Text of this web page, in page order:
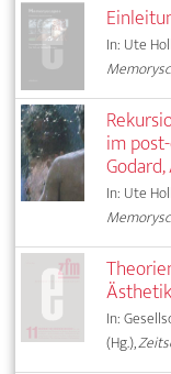
In: Ute
im
In: Ute
In:
(Hg.),